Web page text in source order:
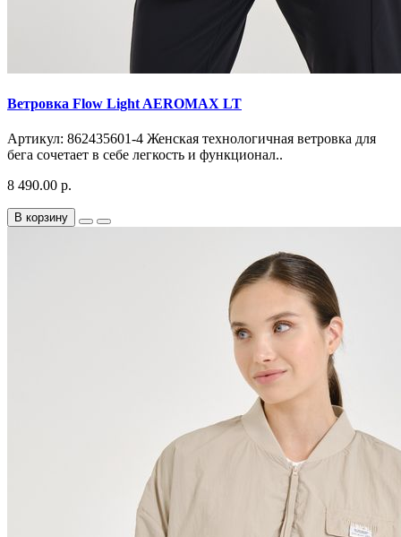
Ветровка Flow Light AEROMAX LT
Артикул: 862435601-4 Женская технологичная ветровка для
бега сочетает в себе легкость и функционал..
8 490.00 р.
В корзину